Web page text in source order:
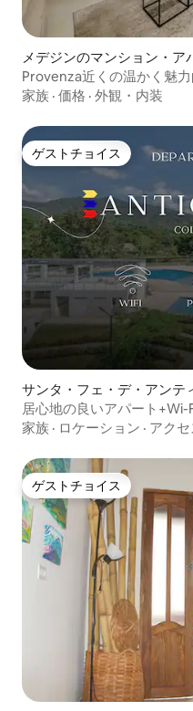
メデジンのマンション・ア
Provenza近くの温かく魅
アコン付き）
家族 · 価格 · 外観・内装
ゲストチョイス
ゲストチョイス
サンタ・フェ・デ・アンテ
ョン・アパート
居心地の良いアパート
+テレビ@サンタ・フェデ
家族 · ロケーション · アクセ
ゲストチョイス
ゲストチョイス